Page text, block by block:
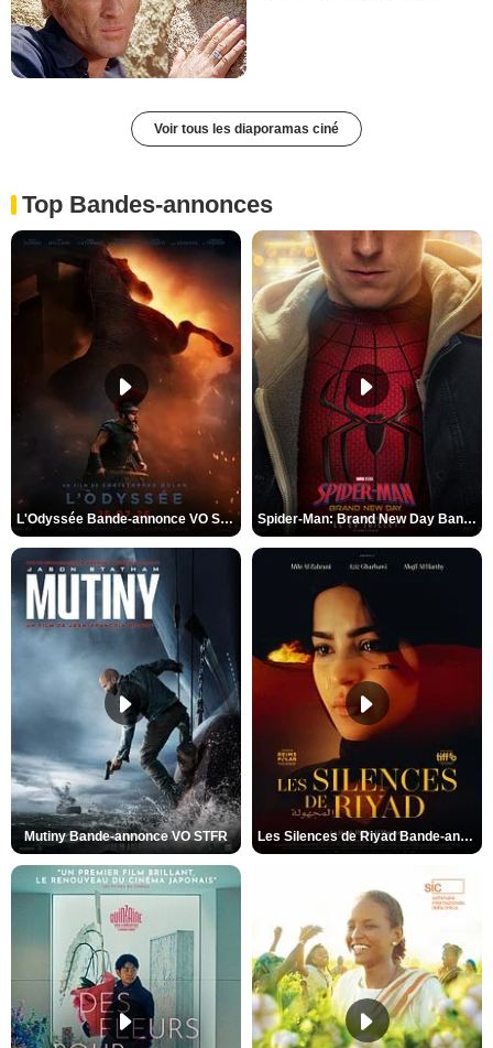
Voir tous les diaporamas ciné
Top Bandes-annonces
L'Odyssée Bande-annonce VO STFR Spider-Man: Brand New Day Bande-annonce VO STFR
Mutiny Bande-annonce VO STFR Les Silences de Riyad Bande-annonce VO STFR